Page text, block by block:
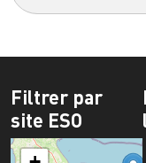
Filtrer par
site ESO